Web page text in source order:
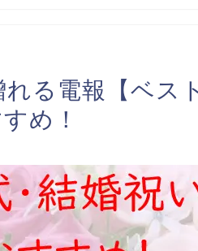
る電報【ベス
め！